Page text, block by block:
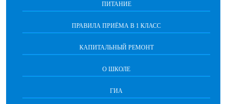
ПИТАНИЕ
ПРАВИЛА ПРИЁМА В 1 КЛАСС
КАПИТАЛЬНЫЙ РЕМОНТ
О ШКОЛЕ
ГИА